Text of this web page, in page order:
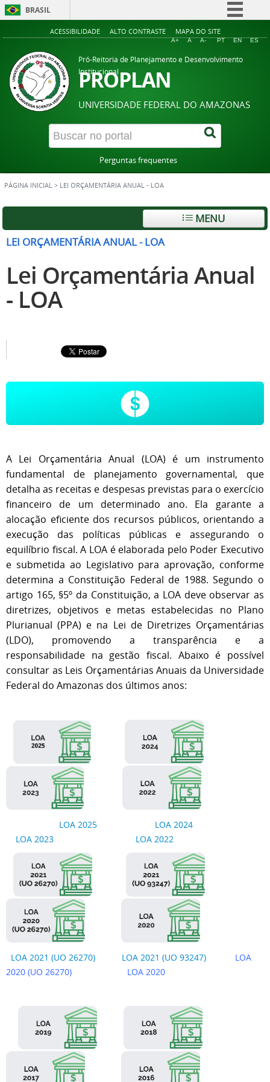
BRASIL
Simplifique!
Acesso à informação
Legislação
Canais
ACESSIBILIDADE ALTO CONTRASTE MAPA DO SITE
A+ A A- PT EN ES
Pró-Reitoria de Planejamento e Desenvolvimento
Institucional
PROPLAN
UNIVERSIDADE FEDERAL DO AMAZONAS
Perguntas frequentes
PÁGINA INICIAL > LEI ORÇAMENTÁRIA ANUAL - LOA
MENU
LEI ORÇAMENTÁRIA ANUAL - LOA
Lei Orçamentária Anual
- LOA
A Lei Orçamentária Anual (LOA) é um instrumento
fundamental de planejamento governamental, que
detalha as receitas e despesas previstas para o exercício
financeiro de um determinado ano. Ela garante a
alocação eficiente dos recursos públicos, orientando a
execução das políticas públicas e assegurando o
equilíbrio fiscal. A LOA é elaborada pelo Poder Executivo
e submetida ao Legislativo para aprovação, conforme
determina a Constituição Federal de 1988. Segundo o
artigo 165, §5º da Constituição, a LOA deve observar as
diretrizes, objetivos e metas estabelecidas no Plano
Plurianual (PPA) e na Lei de Diretrizes Orçamentárias
(LDO), promovendo a transparência e a
responsabilidade na gestão fiscal. Abaixo é possível
consultar as Leis Orçamentárias Anuais da Universidade
Federal do Amazonas dos últimos anos:
LOA 2025
LOA 2024
LOA 2023
LOA 2022
LOA 2021 (UO 26270) LOA 2021 (UO 93247)
LOA
2020 (UO 26270)
LOA 2020